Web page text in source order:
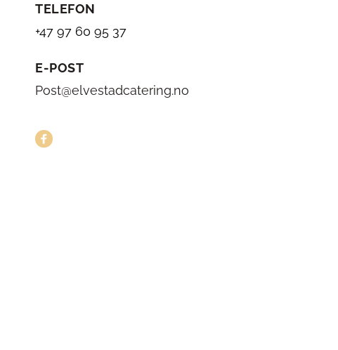
TELEFON
+47 97 60 95 37
E-POST
Post@elvestadcatering.no